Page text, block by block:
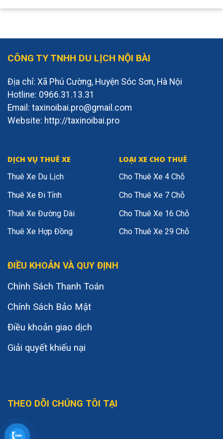
CÔNG TY TNHH DU LỊCH NỘI BÀI
Địa chỉ: Xã Phú Cường, Huyện Sóc Sơn, Hà Nội
Hotline: 0966.31.13.31
Email: taxinoibai.pro@gmail.com
Website: http://taxinoibai.pro
DỊCH VỤ THUÊ XE
Thuê Xe Du Lịch
Thuê Xe Đi Tỉnh
Thuê Xe Đường Dài
Thuê Xe Hợp Đồng
LOẠI XE CHO THUÊ
Cho Thuê Xe 4 Chỗ
Cho Thuê Xe 7 Chỗ
Cho Thuê Xe 16 Chỗ
Cho Thuê Xe 29 Chỗ
ĐIỀU KHOẢN VÀ QUY ĐỊNH
Chính Sách Thanh Toán
Chính Sách Bảo Mật
Điều khoản giao dịch
Giải quyết khiếu nại
THEO DÕI CHÚNG TÔI TẠI